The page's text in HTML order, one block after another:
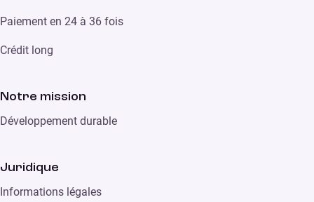
Paiement en 24 à 36 fois
Crédit long
Notre mission
Développement durable
Juridique
Informations légales